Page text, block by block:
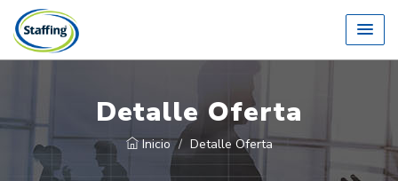
Detalle Oferta
Inicio Detalle Oferta